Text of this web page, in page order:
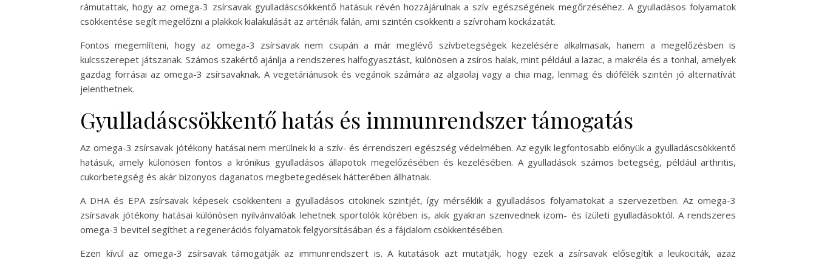
rámutattak, hogy az omega-3 zsírsavak gyulladáscsökkentő hatásuk révén hozzájárulnak a szív egészségének megőrzéséhez. A gyulladásos folyamatok
csökkentése segít megelőzni a plakkok kialakulását az artériák falán, ami szintén csökkenti a szívroham kockázatát.
Fontos megemlíteni, hogy az omega-3 zsírsavak nem csupán a már meglévő szívbetegségek kezelésére alkalmasak, hanem a megelőzésben is
kulcsszerepet játszanak. Számos szakértő ajánlja a rendszeres halfogyasztást, különösen a zsíros halak, mint például a lazac, a makréla és a tonhal, amelyek
gazdag forrásai az omega-3 zsírsavaknak. A vegetáriánusok és vegánok számára az algaolaj vagy a chia mag, lenmag és diófélék szintén jó alternatívát
jelenthetnek.
Gyulladáscsökkentő hatás és immunrendszer támogatás
Az omega-3 zsírsavak jótékony hatásai nem merülnek ki a szív- és érrendszeri egészség védelmében. Az egyik legfontosabb előnyük a gyulladáscsökkentő
hatásuk, amely különösen fontos a krónikus gyulladásos állapotok megelőzésében és kezelésében. A gyulladások számos betegség, például arthritis,
cukorbetegség és akár bizonyos daganatos megbetegedések hátterében állhatnak.
A DHA és EPA zsírsavak képesek csökkenteni a gyulladásos citokinek szintjét, így mérséklik a gyulladásos folyamatokat a szervezetben. Az omega-3
zsírsavak jótékony hatásai különösen nyilvánvalóak lehetnek sportolók körében is, akik gyakran szenvednek izom- és ízületi gyulladásoktól. A rendszeres
omega-3 bevitel segíthet a regenerációs folyamatok felgyorsításában és a fájdalom csökkentésében.
Ezen kívül az omega-3 zsírsavak támogatják az immunrendszert is. A kutatások azt mutatják, hogy ezek a zsírsavak elősegítik a leukociták, azaz